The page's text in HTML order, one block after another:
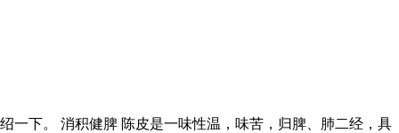
一下。 消积健脾 陈皮是一味性温，味苦，归脾、肺二经，具